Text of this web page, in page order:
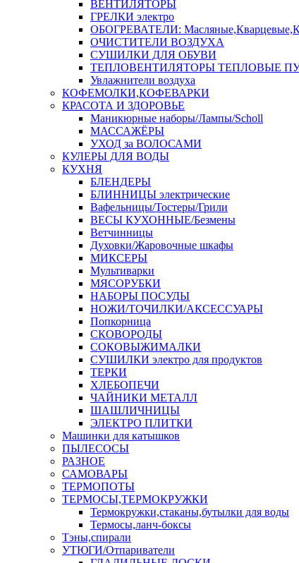
ВЕНТИЛЯТОРЫ
ГРЕЛКИ электро
ОБОГРЕВАТЕЛИ:
ОЧИСТИТЕЛИ ВОЗДУХА
СУШИЛКИ ДЛЯ ОБУВИ
ТЕПЛОВЕНТИЛЯТОРЫ ТЕПЛОВЫЕ
Увлажнители воздуха
КОФЕМОЛКИ,КОФЕВАРКИ
КРАСОТА И ЗДОРОВЬЕ
Маникюрные наборы/Лампы/Scholl
МАССАЖЁРЫ
УХОД за ВОЛОСАМИ
КУЛЕРЫ ДЛЯ ВОДЫ
КУХНЯ
БЛЕНДЕРЫ
БЛИННИЦЫ электрические
Вафельницы/Тостеры/Грили
ВЕСЫ КУХОННЫЕ/Безмены
Ветчинницы
Духовки/Жаровочные шкафы
МИКСЕРЫ
Мультиварки
МЯСОРУБКИ
НАБОРЫ ПОСУДЫ
НОЖИ/ТОЧИЛКИ/АКСЕССУАРЫ
Попкорница
СКОВОРОДЫ
СОКОВЫЖИМАЛКИ
СУШИЛКИ электро для продуктов
ТЕРКИ
ХЛЕБОПЕЧИ
ЧАЙНИКИ МЕТАЛЛ
ШАШЛИЧНИЦЫ
ЭЛЕКТРО ПЛИТКИ
Машинки для катышков
ПЫЛЕСОСЫ
РАЗНОЕ
САМОВАРЫ
ТЕРМОПОТЫ
ТЕРМОСЫ,ТЕРМОКРУЖКИ
Термокружки,стаканы,бутылки для воды
Термосы,ланч-боксы
Тэны,спирали
УТЮГИ/Отпариватели